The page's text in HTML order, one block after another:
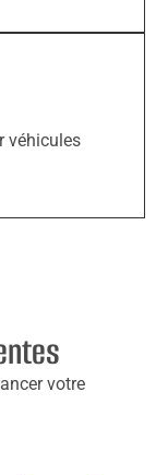
véhicules
votre